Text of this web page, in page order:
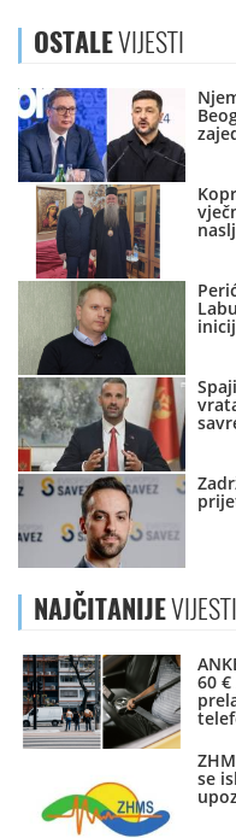
OSTALEVIJESTI
NAJČITANIJEVIJESTI
60
se